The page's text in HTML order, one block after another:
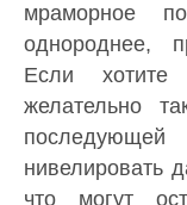
мраморное
однороднее,
Если хотите
желательно
нивелировать
что могут